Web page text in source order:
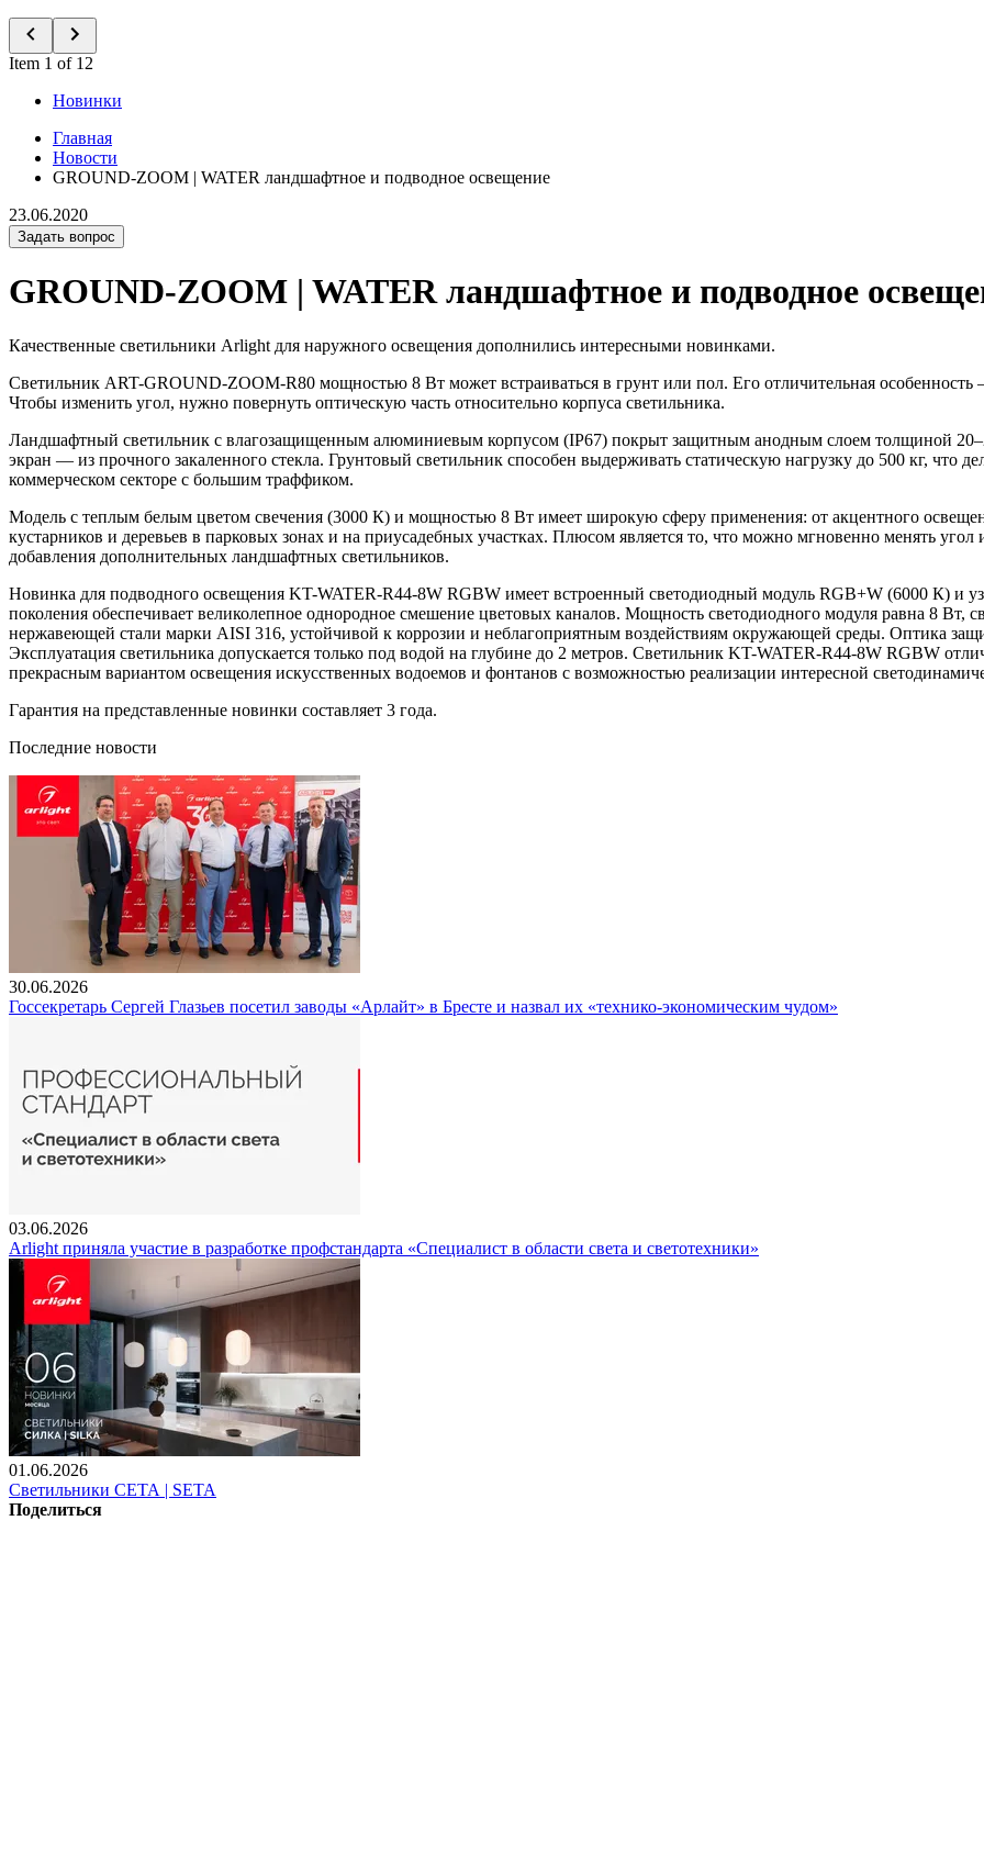
Item 1 of 12
Новинки
Главная
Новости
GROUND-ZOOM | WATER ландшафтное и подводное освещение
23.06.2020
Задать вопрос
GROUND-ZOOM | WATER ландшафтное и подводное
Качественные светильники Arlight для наружного освещения дополнились интересными новинками.
Светильник ART-GROUND-ZOOM-R80 мощностью 8 Вт может встраиваться в грунт или пол. Его отличительная
Чтобы изменить угол, нужно повернуть оптическую часть относительно корпуса светильника.
Ландшафтный светильник с влагозащищенным алюминиевым корпусом (IP67) покрыт защитным анодным слоем толщиной
экран — из прочного закаленного стекла. Грунтовый светильник способен выдерживать статическую нагрузку до 500 кг, что
коммерческом секторе с большим траффиком.
Модель с теплым белым цветом свечения (3000 К) и мощностью 8 Вт имеет широкую сферу применения: от акцентного
кустарников и деревьев в парковых зонах и на приусадебных участках. Плюсом является то, что можно мгновенно менять
добавления дополнительных ландшафтных светильников.
Новинка для подводного освещения KT-WATER-R44-8W RGBW имеет встроенный светодиодный модуль RGB+W (6000 К) и
поколения обеспечивает великолепное однородное смешение цветовых каналов. Мощность светодиодного модуля равна 8 Вт,
нержавеющей стали марки AISI 316, устойчивой к коррозии и неблагоприятным воздействиям окружающей среды. Оптика
Эксплуатация светильника допускается только под водой на глубине до 2 метров. Светильник KT-WATER-R44-8W RGBW
прекрасным вариантом освещения искусственных водоемов и фонтанов с возможностью реализации интересной
Гарантия на представленные новинки составляет 3 года.
Последние новости
30.06.2026
Госсекретарь Сергей Глазьев посетил заводы «Арлайт» в Бресте и назвал их «технико-экономическим чудом»
03.06.2026
Arlight приняла участие в разработке профстандарта «Специалист в области света и светотехники»
01.06.2026
Светильники СЕТА | SETA
Поделиться